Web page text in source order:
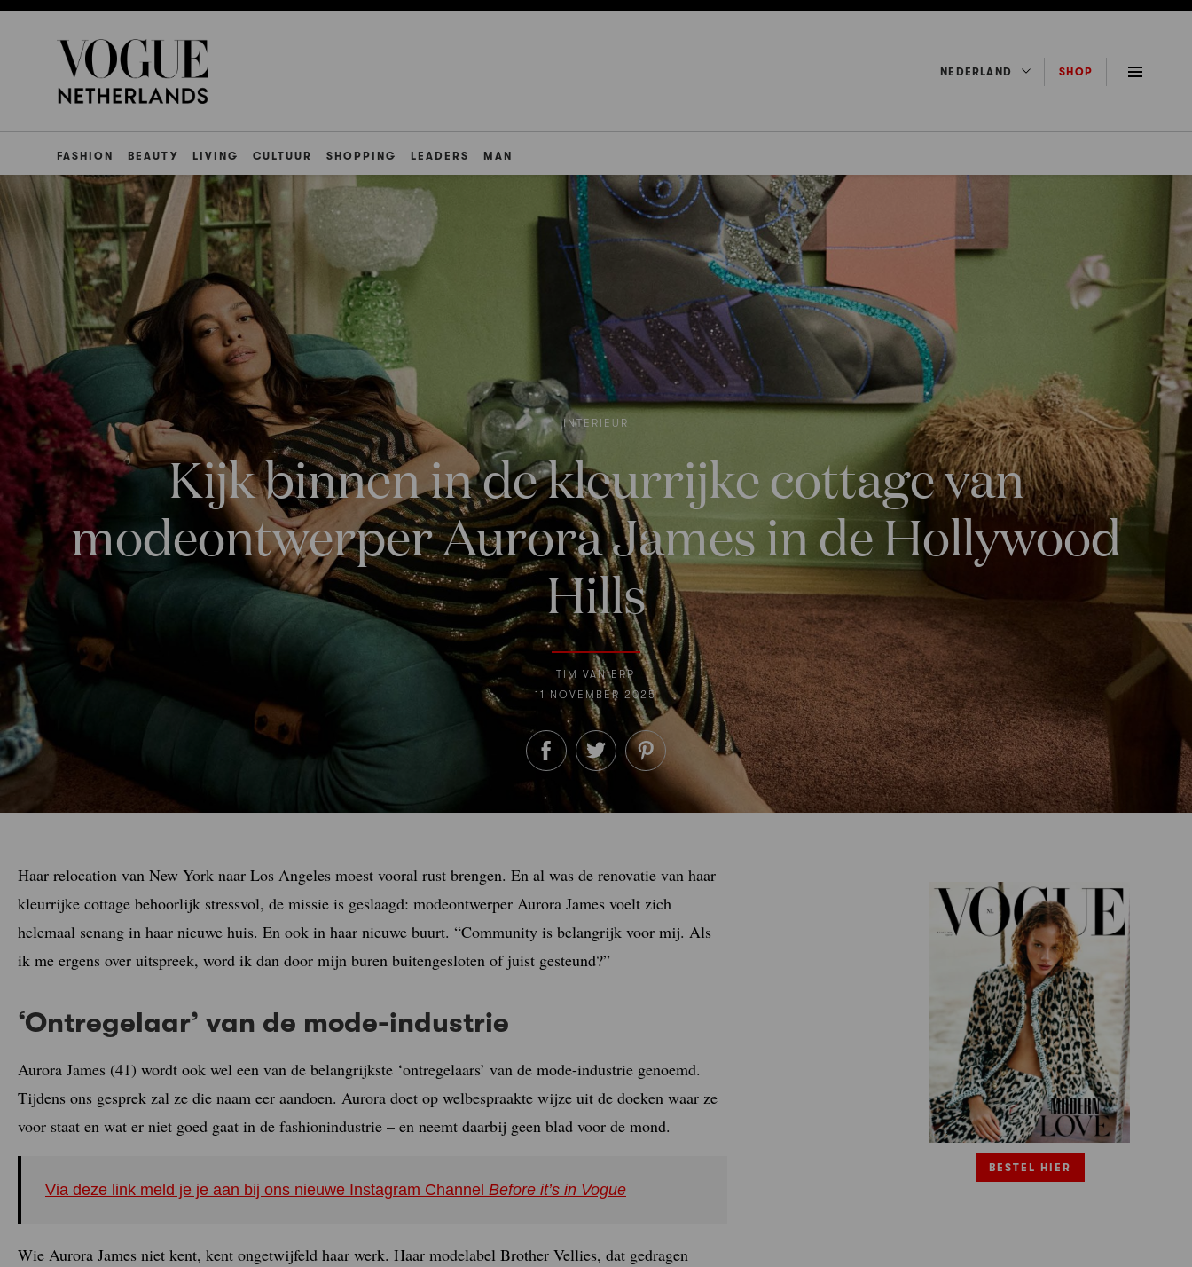
NEDERLAND SHOP
FASHION BEAUTY LIVING CULTUUR SHOPPING LEADERS MAN
INTERIEUR
Kijk binnen in de kleurrijke cottage van
modeontwerper Aurora James in de Hollywood
Hills
TIM VAN ERP
11 NOVEMBER 2025
Haar relocation van New York naar Los Angeles moest vooral rust brengen. En al was de renovatie van haar
kleurrijke cottage behoorlijk stressvol, de missie is geslaagd: modeontwerper Aurora James voelt zich
helemaal senang in haar nieuwe huis. En ook in haar nieuwe buurt. “Community is belangrijk voor mij. Als
ik me ergens over uitspreek, word ik dan door mijn buren buitengesloten of juist gesteund?”
‘Ontregelaar’ van de mode-industrie
Aurora James (41) wordt ook wel een van de belangrijkste ‘ontregelaars’ van de mode-industrie genoemd.
Tijdens ons gesprek zal ze die naam eer aandoen. Aurora doet op welbespraakte wijze uit de doeken waar ze
voor staat en wat er niet goed gaat in de fashionindustrie – en neemt daarbij geen blad voor de mond.
Via deze link meld je je aan bij ons nieuwe Instagram Channel Before it’s in Vogue
Wie Aurora James niet kent, kent ongetwijfeld haar werk. Haar modelabel Brother Vellies, dat gedragen
BESTEL HIER